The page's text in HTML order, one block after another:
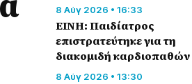
8 Αύγ 2026 • 16:33
ΕΙΝΗ: Παιδίατρος
επιστρατεύτηκε για τη
διακομιδή καρδιοπαθών
8 Αύγ 2026 • 13:30